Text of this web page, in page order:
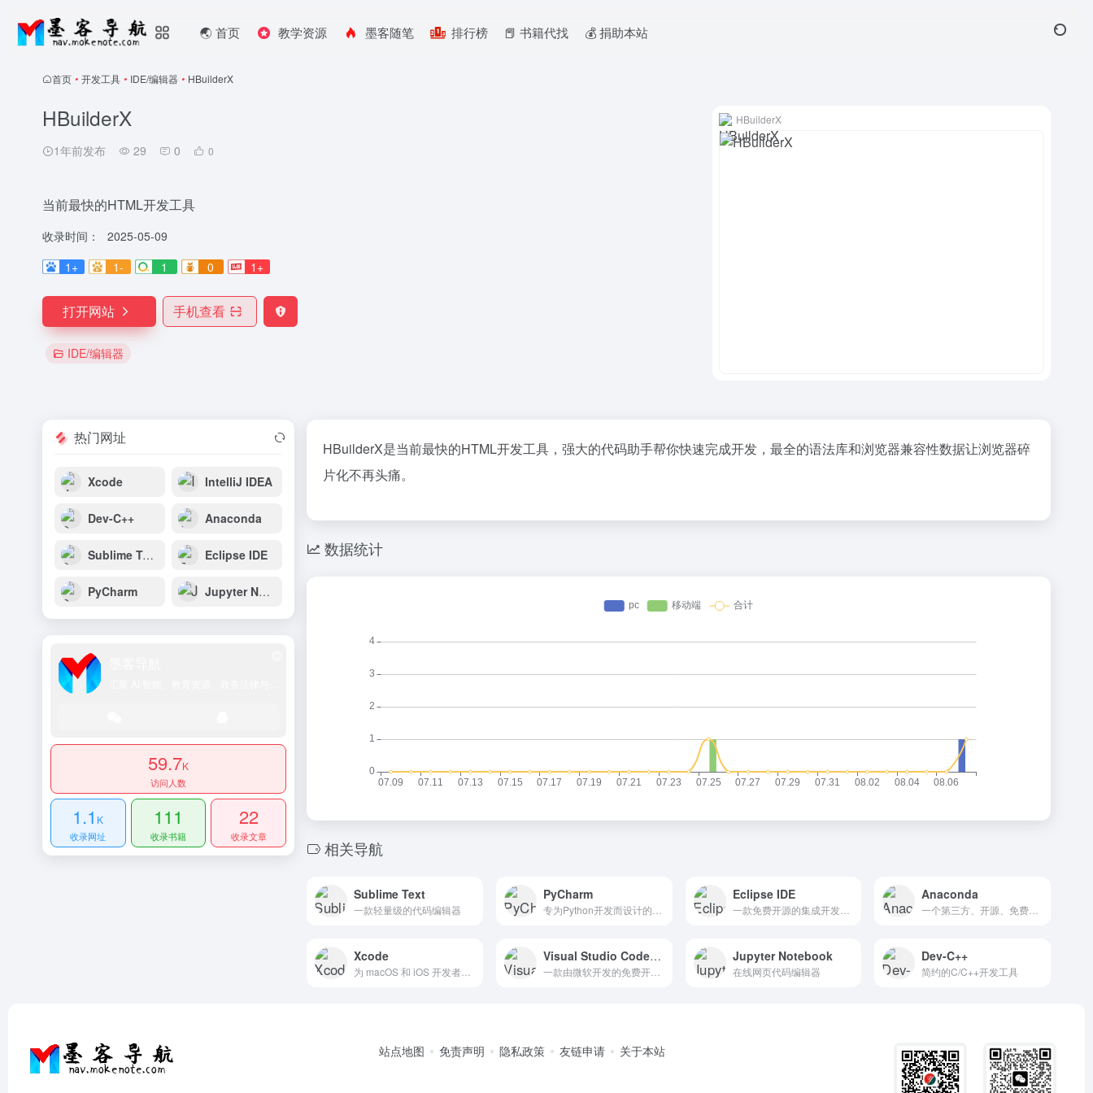
🌏️ 首页 教学资源 墨客随笔 排行榜 📕 书籍代找 💰️ 捐助本站
首页 • 开发工具 • IDE/编辑器 • HBuilderX
HBuilderX
1年前发布 29 0 0
当前最快的HTML开发工具
收录时间：
2025-05-09
1+
1- 1 0 1+
打开网站 手机查看
IDE/编辑器
HBuilderX
HBuilderX是当前最快的HTML开发工具，强大的代码助手帮你快速完成开发，最全的语法库和浏览器兼容性数据让浏览器碎
片化不再头痛。
数据统计
相关导航
Sublime Text
一款轻量级的代码编辑器
PyCharm Eclipse IDE
一款免费开源的集成开发环境
Anaconda
Xcode Visual Studio Code (VS Code)
一款由微软开发的免费开源代码编辑器
Jupyter Notebook
在线网页代码编辑器
Dev-C++
简约的C/C++开发工具
热门网址
Xcode IntelliJ IDEA
Dev-C++ Anaconda
Sublime Text Eclipse IDE
PyCharm Jupyter Notebook
59.7K
访问人数
1.1 K
收录网址
111
收录书籍
22
收录文章
站点地图 免责声明 隐私政策 友链申请 关于本站